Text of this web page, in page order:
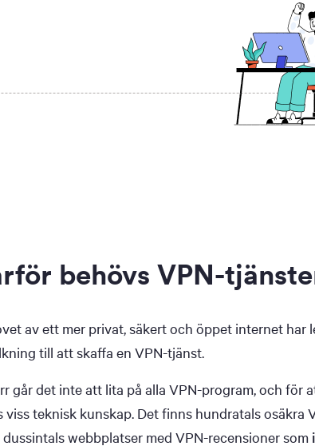
behövs VPN-
av ett mer privat, säkert och öppet internet har
till att skaffa en VPN-tjänst.
går det inte att lita på alla VPN-program, och för
viss teknisk kunskap. Det finns hundratals osäkra
webbplatser med VPN-recensioner som